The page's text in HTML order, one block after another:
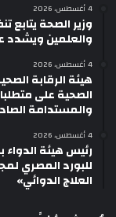
4 أغسطس، 2026
وزير الصحة يتابع
والعلمين ويشدد
4 أغسطس، 2026
هيئة الرقابة
الصحية على
والمستدامة
4 أغسطس، 2026
رئيس هيئة الدواء
للبورد المصري
العلاج الدوائي»